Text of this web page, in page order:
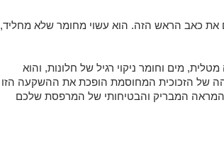
את כאב הראש הזה. הוא עשוי מחומר שלא מחליד,
מים וחומר ניקוי רגיל של חלונות, והוא
של הזכוכית המחוסמת הופכת את ההשקעה הזו
המראה המבריק והבטיחותי של המרפסת שלכם